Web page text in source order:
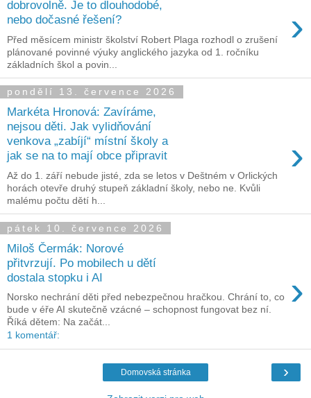
dobrovolně. Je to dlouhodobé,
nebo dočasné řešení?
›
Před měsícem ministr školství Robert Plaga rozhodl o zrušení
plánované povinné výuky anglického jazyka od 1. ročníku
základních škol a povin...
pondělí 13. července 2026
Markéta Hronová: Zavíráme,
nejsou děti. Jak vylidňování
venkova „zabíjí“ místní školy a
jak se na to mají obce připravit
›
Až do 1. září nebude jisté, zda se letos v Deštném v Orlických
horách otevře druhý stupeň základní školy, nebo ne. Kvůli
malému počtu dětí h...
pátek 10. července 2026
Miloš Čermák: Norové
přitvrzují. Po mobilech u dětí
dostala stopku i AI
›
Norsko nechrání děti před nebezpečnou hračkou. Chrání to, co
bude v éře AI skutečně vzácné – schopnost fungovat bez ní.
Říká dětem: Na začát...
1 komentář:
›
Domovská stránka